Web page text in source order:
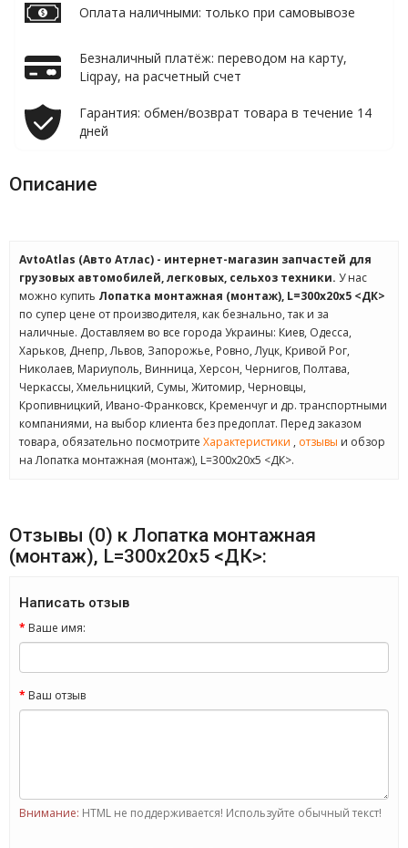
Оплата наличными: только при самовывозе
Безналичный платёж: переводом на карту,
Liqpay, на расчетный счет
Гарантия: обмен/возврат товара в течение 14
дней
Описание
AvtoAtlas (Авто Атлас) - интернет-магазин запчастей для
грузовых автомобилей, легковых, сельхоз техники. У нас
можно купить Лопатка монтажная (монтаж), L=300х20х5 <ДК>
по супер цене от производителя, как безнально, так и за
наличные. Доставляем во все города Украины: Киев, Одесса,
Харьков, Днепр, Львов, Запорожье, Ровно, Луцк, Кривой Рог,
Николаев, Мариуполь, Винница, Херсон, Чернигов, Полтава,
Черкассы, Хмельницкий, Сумы, Житомир, Черновцы,
Кропивницкий, Ивано-Франковск, Кременчуг и др. транспортными
компаниями, на выбор клиента без предоплат. Перед заказом
товара, обязательно посмотрите Характеристики , отзывы и обзор
на Лопатка монтажная (монтаж), L=300х20х5 <ДК>.
Отзывы (0) к Лопатка монтажная
(монтаж), L=300х20х5 <ДК>:
Написать отзыв
Ваше имя:
Ваш отзыв
Внимание: HTML не поддерживается! Используйте обычный текст!